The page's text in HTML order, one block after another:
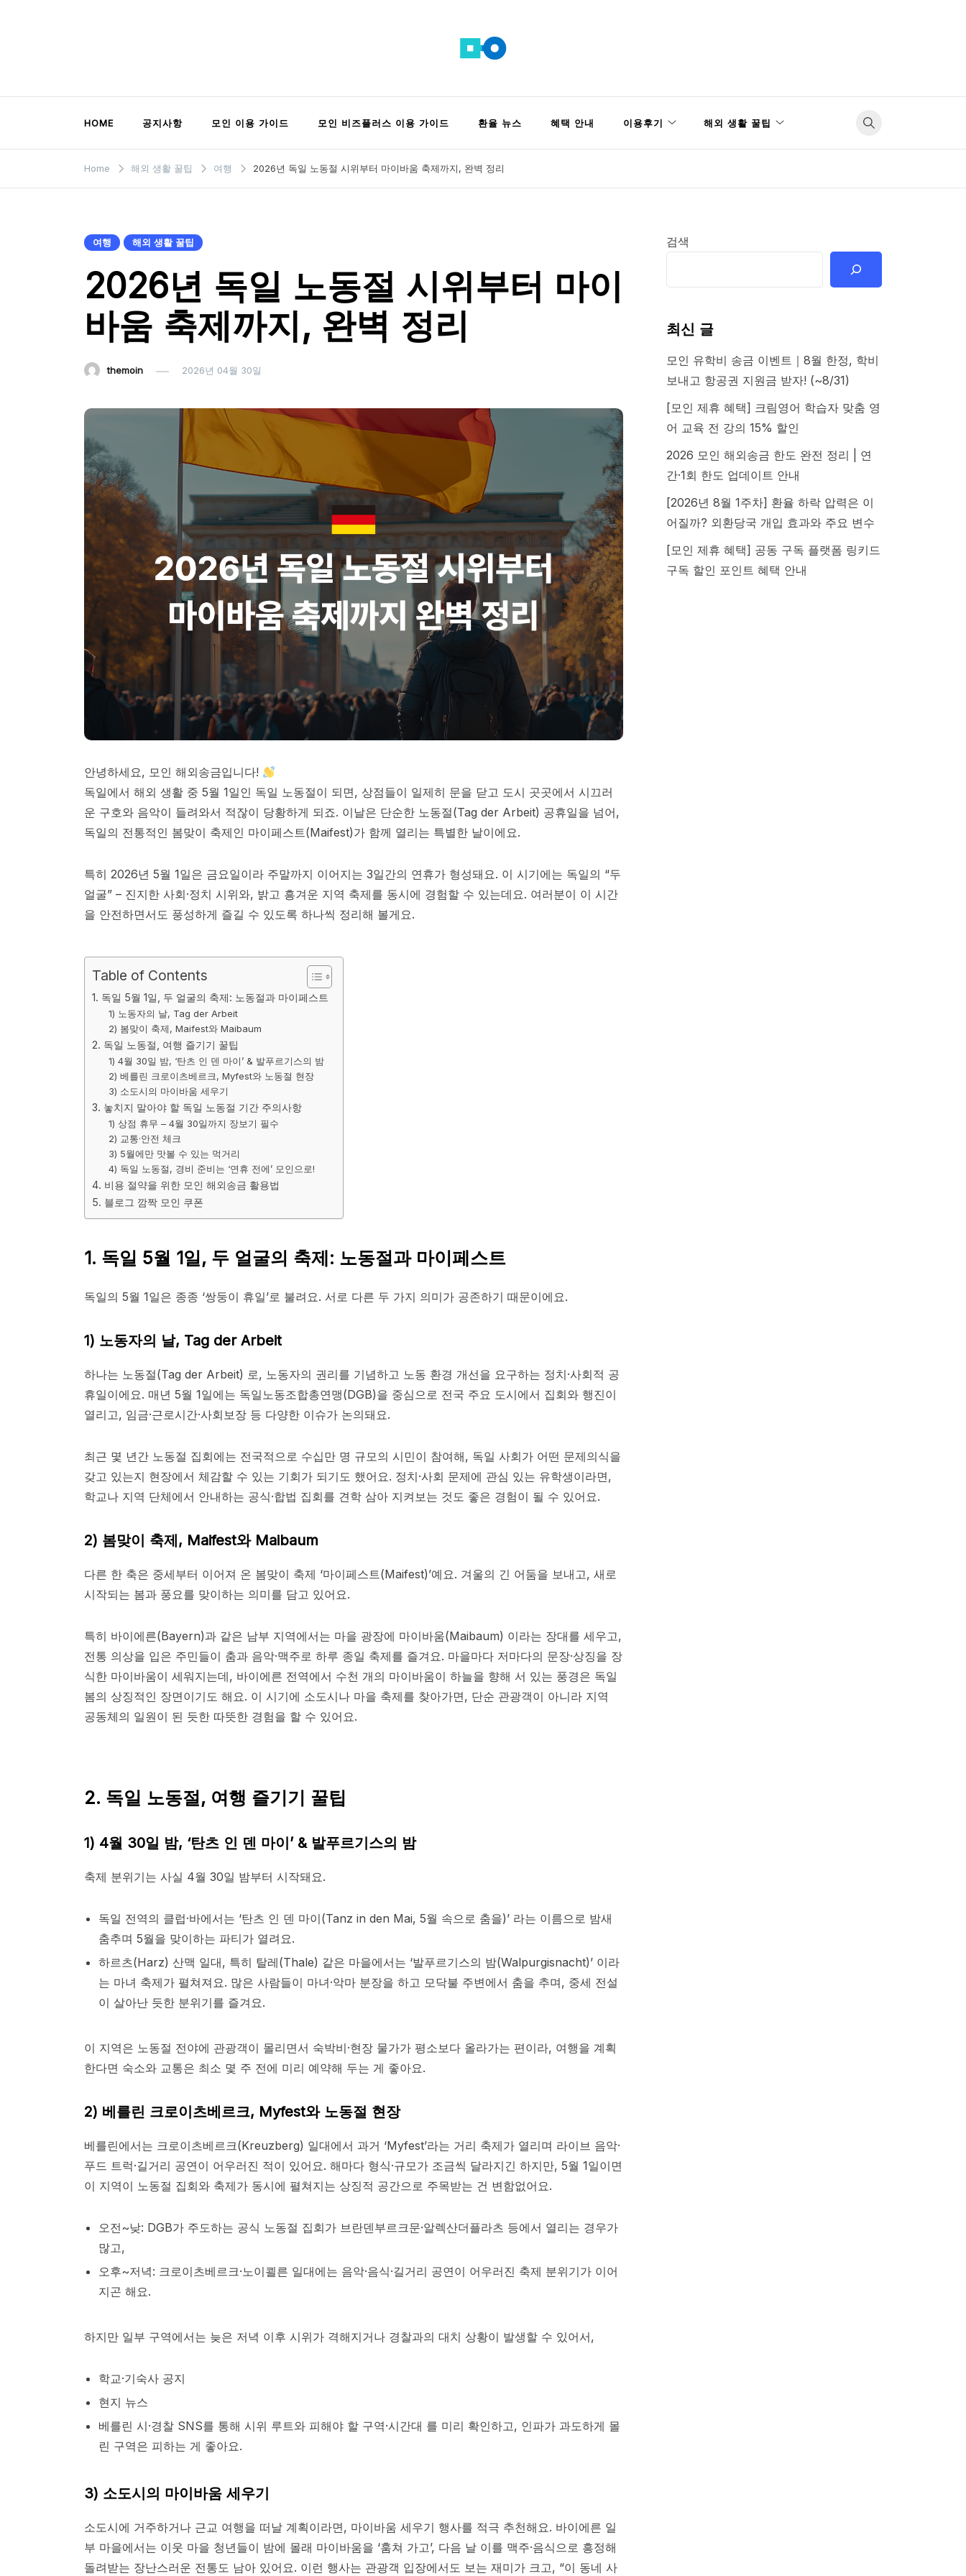
모인 해외송금 블로그
HOME 공지사항 모인 이용 가이드 모인 비즈플러스 이용 가이드 환율 뉴스 혜택 안내 이용후기 해외 생활 꿀팁
Home 해외 생활 꿀팁 여행 2026년 독일 노동절 시위부터 마이바움 축제까지, 완벽 정리
여행 해외 생활 꿀팁
2026년 독일 노동절 시위부터 마이
바움 축제까지, 완벽 정리
themoin 2026년 04월 30일
안녕하세요, 모인 해외송금입니다!
독일에서 해외 생활 중 5월 1일인 독일 노동절이 되면, 상점들이 일제히 문을 닫고 도시 곳곳에서 시끄러
운 구호와 음악이 들려와서 적잖이 당황하게 되죠. 이날은 단순한 노동절(Tag der Arbeit) 공휴일을 넘어,
독일의 전통적인 봄맞이 축제인 마이페스트(Maifest)가 함께 열리는 특별한 날이에요.​
특히 2026년 5월 1일은 금요일이라 주말까지 이어지는 3일간의 연휴가 형성돼요. 이 시기에는 독일의 “두
얼굴” – 진지한 사회·정치 시위와, 밝고 흥겨운 지역 축제를 동시에 경험할 수 있는데요. 여러분이 이 시간
을 안전하면서도 풍성하게 즐길 수 있도록 하나씩 정리해 볼게요.​
Table of Contents
1. 독일 5월 1일, 두 얼굴의 축제: 노동절과 마이페스트
1) 노동자의 날, Tag der Arbeit
2) 봄맞이 축제, Maifest와 Maibaum
2. 독일 노동절, 여행 즐기기 꿀팁
1) 4월 30일 밤, ‘탄츠 인 덴 마이’ & 발푸르기스의 밤
2) 베를린 크로이츠베르크, Myfest와 노동절 현장
3) 소도시의 마이바움 세우기
3. 놓치지 말아야 할 독일 노동절 기간 주의사항
1) 상점 휴무 – 4월 30일까지 장보기 필수
2) 교통·안전 체크
3) 5월에만 맛볼 수 있는 먹거리
4) 독일 노동절, 경비 준비는 ‘연휴 전에’ 모인으로!
4. 비용 절약을 위한 모인 해외송금 활용법
5. 블로그 깜짝 모인 쿠폰
1. 독일 5월 1일, 두 얼굴의 축제: 노동절과 마이페스트
독일의 5월 1일은 종종 ‘쌍둥이 휴일’로 불려요. 서로 다른 두 가지 의미가 공존하기 때문이에요.
1) 노동자의 날, Tag der Arbeit
하나는 노동절(Tag der Arbeit) 로, 노동자의 권리를 기념하고 노동 환경 개선을 요구하는 정치·사회적 공
휴일이에요. 매년 5월 1일에는 독일노동조합총연맹(DGB)을 중심으로 전국 주요 도시에서 집회와 행진이
열리고, 임금·근로시간·사회보장 등 다양한 이슈가 논의돼요.​
최근 몇 년간 노동절 집회에는 전국적으로 수십만 명 규모의 시민이 참여해, 독일 사회가 어떤 문제의식을
갖고 있는지 현장에서 체감할 수 있는 기회가 되기도 했어요. 정치·사회 문제에 관심 있는 유학생이라면,
학교나 지역 단체에서 안내하는 공식·합법 집회를 견학 삼아 지켜보는 것도 좋은 경험이 될 수 있어요.
2) 봄맞이 축제, Maifest와 Maibaum
다른 한 축은 중세부터 이어져 온 봄맞이 축제 ‘마이페스트(Maifest)’예요. 겨울의 긴 어둠을 보내고, 새로
시작되는 봄과 풍요를 맞이하는 의미를 담고 있어요.
특히 바이에른(Bayern)과 같은 남부 지역에서는 마을 광장에 마이바움(Maibaum) 이라는 장대를 세우고,
전통 의상을 입은 주민들이 춤과 음악·맥주로 하루 종일 축제를 즐겨요. 마을마다 저마다의 문장·상징을 장
식한 마이바움이 세워지는데, 바이에른 전역에서 수천 개의 마이바움이 하늘을 향해 서 있는 풍경은 독일
봄의 상징적인 장면이기도 해요.​ 이 시기에 소도시나 마을 축제를 찾아가면, 단순 관광객이 아니라 지역
공동체의 일원이 된 듯한 따뜻한 경험을 할 수 있어요.
2. 독일 노동절, 여행 즐기기 꿀팁
1) 4월 30일 밤, ‘탄츠 인 덴 마이’ & 발푸르기스의 밤
축제 분위기는 사실 4월 30일 밤부터 시작돼요.
독일 전역의 클럽·바에서는 ‘탄츠 인 덴 마이(Tanz in den Mai, 5월 속으로 춤을)’ 라는 이름으로 밤새
춤추며 5월을 맞이하는 파티가 열려요.
하르츠(Harz) 산맥 일대, 특히 탈레(Thale) 같은 마을에서는 ‘발푸르기스의 밤(Walpurgisnacht)’ 이라
는 마녀 축제가 펼쳐져요. 많은 사람들이 마녀·악마 분장을 하고 모닥불 주변에서 춤을 추며, 중세 전설
이 살아난 듯한 분위기를 즐겨요.​
이 지역은 노동절 전야에 관광객이 몰리면서 숙박비·현장 물가가 평소보다 올라가는 편이라, 여행을 계획
한다면 숙소와 교통은 최소 몇 주 전에 미리 예약해 두는 게 좋아요.
2) 베를린 크로이츠베르크, Myfest와 노동절 현장
베를린에서는 크로이츠베르크(Kreuzberg) 일대에서 과거 ‘Myfest’라는 거리 축제가 열리며 라이브 음악·
푸드 트럭·길거리 공연이 어우러진 적이 있어요. 해마다 형식·규모가 조금씩 달라지긴 하지만, 5월 1일이면
이 지역이 노동절 집회와 축제가 동시에 펼쳐지는 상징적 공간으로 주목받는 건 변함없어요.​
오전~낮: DGB가 주도하는 공식 노동절 집회가 브란덴부르크문·알렉산더플라츠 등에서 열리는 경우가
많고,
오후~저녁: 크로이츠베르크·노이쾰른 일대에는 음악·음식·길거리 공연이 어우러진 축제 분위기가 이어
지곤 해요.
하지만 일부 구역에서는 늦은 저녁 이후 시위가 격해지거나 경찰과의 대치 상황이 발생할 수 있어서,
학교·기숙사 공지
현지 뉴스
베를린 시·경찰 SNS를 통해 시위 루트와 피해야 할 구역·시간대 를 미리 확인하고, 인파가 과도하게 몰
린 구역은 피하는 게 좋아요.
3) 소도시의 마이바움 세우기
소도시에 거주하거나 근교 여행을 떠날 계획이라면, 마이바움 세우기 행사를 적극 추천해요. 바이에른 일
부 마을에서는 이웃 마을 청년들이 밤에 몰래 마이바움을 ‘훔쳐 가고’, 다음 날 이를 맥주·음식으로 흥정해
돌려받는 장난스러운 전통도 남아 있어요. 이런 행사는 관광객 입장에서도 보는 재미가 크고, “이 동네 사
검색
최신 글
모인 유학비 송금 이벤트｜8월 한정, 학비
보내고 항공권 지원금 받자! (~8/31)
[모인 제휴 혜택] 크림영어 학습자 맞춤 영
어 교육 전 강의 15% 할인
2026 모인 해외송금 한도 완전 정리 | 연
간·1회 한도 업데이트 안내
[2026년 8월 1주차] 환율 하락 압력은 이
어질까? 외환당국 개입 효과와 주요 변수
[모인 제휴 혜택] 공동 구독 플랫폼 링키드
구독 할인 포인트 혜택 안내